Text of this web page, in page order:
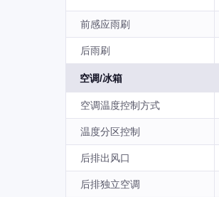
前感应雨刷
后雨刷
空调/冰箱
空调温度控制方式
温度分区控制
后排出风口
后排独立空调